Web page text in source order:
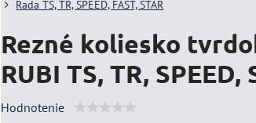
Rada TS, TR, SPEED, FAST, STAR
Rezné koliesko
RUBI TS, TR, SPEED,
Hodnotenie